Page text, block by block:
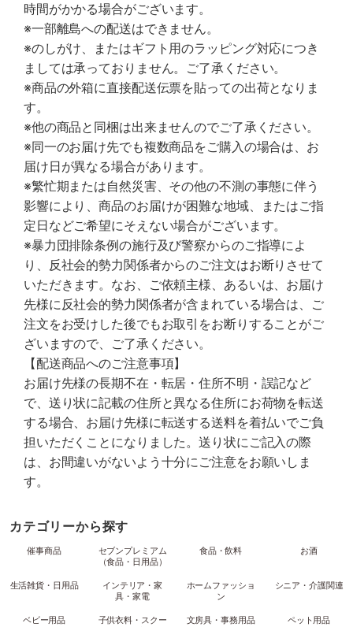
時間がかかる場合がございます。
※一部離島への配送はできません。
※のしがけ、またはギフト用のラッピング対応につき
ましては承っておりません。ご了承ください。
※商品の外箱に直接配送伝票を貼っての出荷となりま
す。
※他の商品と同梱は出来ませんのでご了承ください。
※同一のお届け先でも複数商品をご購入の場合は、お
届け日が異なる場合があります。
※繁忙期または自然災害、その他の不測の事態に伴う
影響により、商品のお届けが困難な地域、またはご指
定日などご希望にそえない場合がございます。
※暴力団排除条例の施行及び警察からのご指導によ
り、反社会的勢力関係者からのご注文はお断りさせて
いただきます。なお、ご依頼主様、あるいは、お届け
先様に反社会的勢力関係者が含まれている場合は、ご
注文をお受けした後でもお取引をお断りすることがご
ざいますので、ご了承ください。
【配送商品へのご注意事項】
お届け先様の長期不在・転居・住所不明・誤記など
で、送り状に記載の住所と異なる住所にお荷物を転送
する場合、お届け先様に転送する送料を着払いでご負
担いただくことになりました。送り状にご記入の際
は、お間違いがないよう十分にご注意をお願いしま
す。
カテゴリーから探す
催事商品
セブンプレミアム
（食品・日用品）
食品・飲料 お酒
生活雑貨・日用品
インテリア・家
具・家電
ホームファッショ
ン
シニア・介護関連
ベビー用品
子供衣料・スクー
文房具・事務用品 ペット用品